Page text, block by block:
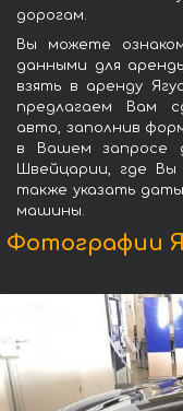
дорогам.
Вы можете
данными для
взять в аренду
предлагаем Вам
авто, заполнив
в Вашем запросе
Швейцарии, где
также указать
машины.
Фотографии